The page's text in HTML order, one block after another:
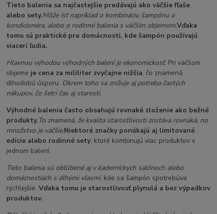
Tieto balenia sa najčastejšie predávajú ako väčšie fľaše
alebo sety.Môže ísť napríklad o kombináciu šampónu a
kondicionéra, alebo o rodinné balenia s väčším objemom.Vďaka
tomu sú praktické pre domácnosti, kde šampón používajú
viacerí ľudia.
Hlavnou výhodou výhodných balení je ekonomickosť. Pri väčšom
objeme je cena za mililiter zvyčajne nižšia, čo znamená
dlhodobú úsporu. Okrem toho sa znižuje aj potreba častých
nákupov, čo šetrí čas aj starosti.
Výhodné balenia často obsahujú rovnaké zloženie ako bežné
produkty.To znamená, že kvalita starostlivosti zostáva rovnaká, no
množstvo je väčšie.Niektoré značky ponúkajú aj limitované
edície alebo rodinné sety, ktoré kombinujú viac produktov v
jednom balení.
Tieto balenia sú obľúbené aj v kaderníckych salónoch alebo
domácnostiach s dlhými vlasmi, kde sa šampón spotrebúva
rýchlejšie.Vďaka tomu je starostlivosť plynulá a bez výpadkov
produktov.